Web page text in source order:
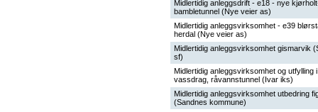
Midlertidig anleggsdrift - e18 - nye
bambletunnel (Nye veier as)
Midlertidig anleggsvirksomhet - e39
herdal (Nye veier as)
Midlertidig anleggsvirksomhet gismarvik
sf)
Midlertidig anleggsvirksomhet og utfylling i
vassdrag, råvannstunnel (Ivar iks)
Midlertidig anleggsvirksomhet utbedring
(Sandnes kommune)